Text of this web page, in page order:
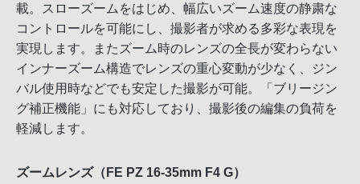
載。スローズームをはじめ、幅広いズーム速度の静粛な
コントロールを可能にし、撮影者が求める多彩な表現を
実現します。またズーム時のレンズの全長が変わらない
インナーズーム構造でレンズの重心変動が少なく、ジン
バル使用時などでも安定した撮影が可能。「ブリージン
グ補正機能」にも対応しており、撮影後の編集の負荷を
軽減します。
ズームレンズ（FE PZ 16-35mm F4 G）